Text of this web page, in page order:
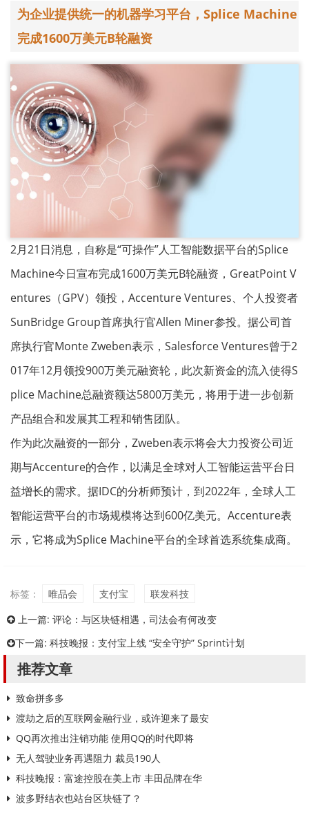
为企业提供统一的机器学习平台，Splice Machine
完成1600万美元B轮融资
2月21日消息，自称是“可操作”人工智能数据平台的Splice
Machine今日宣布完成1600万美元B轮融资，GreatPoint V
entures（GPV）领投，Accenture Ventures、个人投资者
SunBridge Group首席执行官Allen Miner参投。据公司首
席执行官Monte Zweben表示，Salesforce Ventures曾于2
017年12月领投900万美元融资轮，此次新资金的流入使得S
plice Machine总融资额达5800万美元，将用于进一步创新
产品组合和发展其工程和销售团队。
作为此次融资的一部分，Zweben表示将会大力投资公司近
期与Accenture的合作，以满足全球对人工智能运营平台日
益增长的需求。据IDC的分析师预计，到2022年，全球人工
智能运营平台的市场规模将达到600亿美元。Accenture表
示，它将成为Splice Machine平台的全球首选系统集成商。
标签： 唯品会 支付宝
联发科技
上一篇: 评论：与区块链相遇，司法会有何改变
下一篇: 科技晚报：支付宝上线 “安全守护” Sprint计划
推荐文章
致命拼多多
渡劫之后的互联网金融行业，或许迎来了最安
QQ再次推出注销功能 使用QQ的时代即将
无人驾驶业务再遇阻力 裁员190人
科技晚报：富途控股在美上市 丰田品牌在华
波多野结衣也站台区块链了？